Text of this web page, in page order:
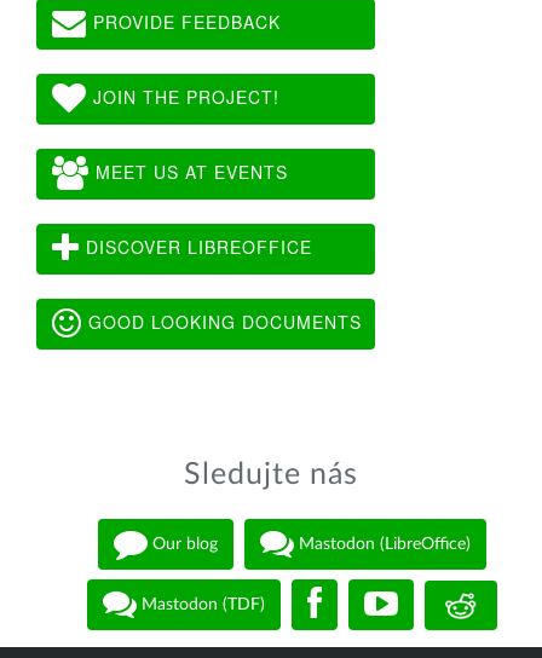
PROVIDE FEEDBACK
JOIN THE PROJECT!
MEET US AT EVENTS
DISCOVER LIBREOFFICE
GOOD LOOKING DOCUMENTS
Sledujte nás
Our blog Mastodon (LibreOffice)
Mastodon (TDF)